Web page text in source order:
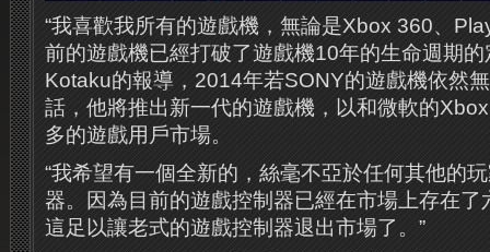
“我喜歡我所有的遊戲機，無論是Xbox 360、
前的遊戲機已經打破了遊戲機10年的生命週期的
Kotaku的報導，2014年若SONY的遊戲機依然
話，他將推出新一代的遊戲機，以和微軟的
多的遊戲用戶市場。
“我希望有一個全新的，絲毫不亞於任何其他的
器。因為目前的遊戲控制器已經在市場上存在了
這足以讓老式的遊戲控制器退出市場了。”